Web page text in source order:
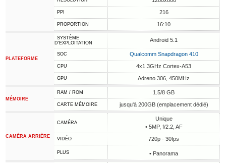
PPI 216
PROPORTION 16:10
PLATEFORME
SYSTÈME
D'EXPLOITATION
Android 5.1
SOC Qualcomm Snapdragon 410
CPU 4x1.3GHz Cortex-A53
GPU Adreno 306, 450MHz
MÉMOIRE
RAM / ROM 1.5/8 GB
CARTE MÉMOIRE jusqu'à 200GB (emplacement dédié)
CAMÉRA ARRIÈRE
CAMÉRA
Unique
• 5MP, f/2.2, AF
VIDÉO 720p - 30fps
PLUS • Panorama